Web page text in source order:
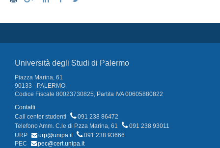
Università degli Studi di Palermo
Piazza Marina, 61
90133 - PALERMO
Codice Fiscale 80023730825, Partita IVA 00605880822
Contatti
Call center studenti
091 238 86472
Telefono Amm. C.le di P.zza Marina, 61
091 238 93011
URP
urp@unipa.it
091 238 93666
PEC
pec@cert.unipa.it